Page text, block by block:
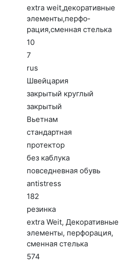
ext­ra we­it,де­кора­тив­ные
эле­мен­ты,пер­фо­
рация,смен­ная стель­ка
10
7
rus
Швей­ца­рия
зак­ры­тый круг­лый
зак­ры­тый
Вь­ет­нам
стан­дарт­ная
про­тек­тор
без каб­лу­ка
пов­седнев­ная обувь
an­tist­ress
182
ре­зин­ка
ext­ra We­it, Де­кора­тив­ные
эле­мен­ты, пер­фо­рация,
смен­ная стель­ка
574